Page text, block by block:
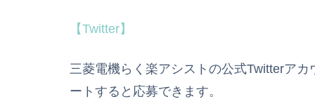
【Twitter】
三菱電機らく楽アシストの公式Twitterア
ートすると応募できます。